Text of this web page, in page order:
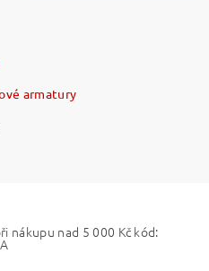
armatury
nákupu nad 5 000 Kč kód: